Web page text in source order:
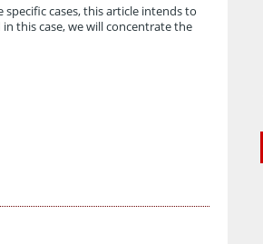
cases, this article intends to
this case, we will concentrate the